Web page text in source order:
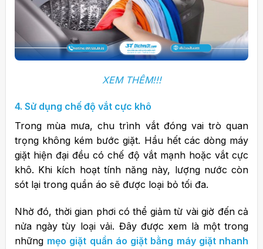
XEM THÊM!!!
4. Sử dụng chế độ vắt cực khô
Trong mùa mưa, chu trình vắt đóng vai trò quan
trọng không kém bước giặt. Hầu hết các dòng máy
giặt hiện đại đều có chế độ vắt mạnh hoặc vắt cực
khô. Khi kích hoạt tính năng này, lượng nước còn
sót lại trong quần áo sẽ được loại bỏ tối đa.
Nhờ đó, thời gian phơi có thể giảm từ vài giờ đến cả
nửa ngày tùy loại vải. Đây được xem là một trong
những mẹo giặt quần áo giặt bằng máy giặt nhanh